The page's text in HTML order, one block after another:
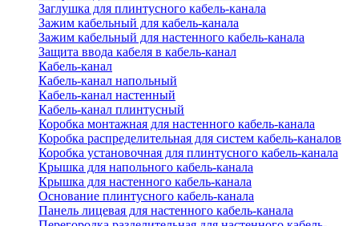
Заглушка для плинтусного кабель-канала
Зажим кабельный для кабель-канала
Зажим кабельный для настенного кабель-канала
Защита ввода кабеля в кабель-канал
Кабель-канал
Кабель-канал напольный
Кабель-канал настенный
Кабель-канал плинтусный
Коробка монтажная для настенного кабель-канала
Коробка распределительная для систем кабель-каналов
Коробка установочная для плинтусного кабель-канала
Крышка для напольного кабель-канала
Крышка для настенного кабель-канала
Основание плинтусного кабель-канала
Панель лицевая для настенного кабель-канала